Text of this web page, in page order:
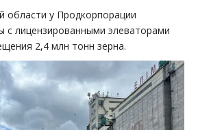
области у Продкорпорации
с лицензированными элеваторами
2,4 млн тонн зерна.